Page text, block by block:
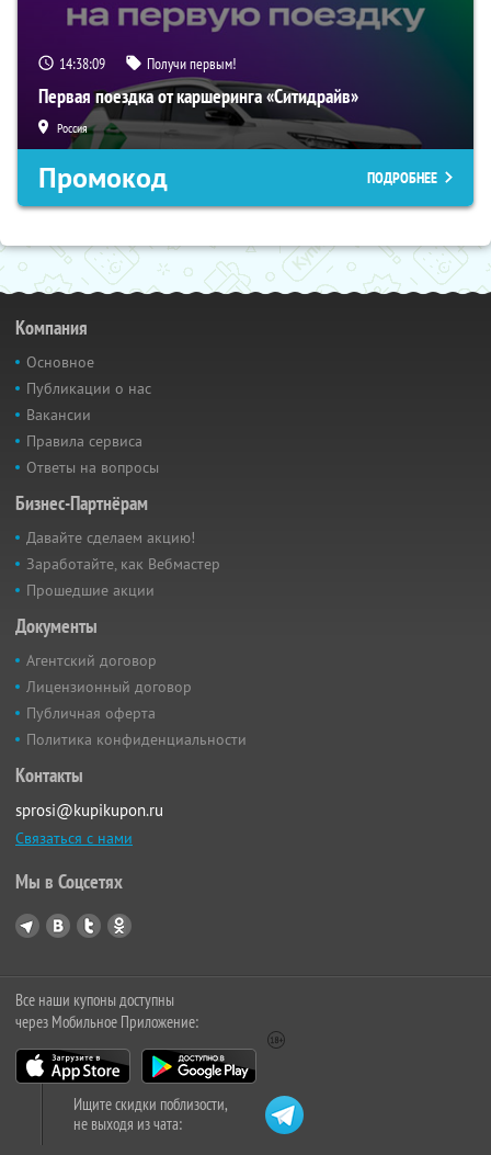
14:38:09 Получи первым!
Первая поездка от каршеринга «Ситидрайв»
Россия
Промокод ПОДРОБНЕЕ
Компания
Основное
Публикации о нас
Вакансии
Правила сервиса
Ответы на вопросы
Бизнес-Партнёрам
Давайте сделаем акцию!
Заработайте, как Вебмастер
Прошедшие акции
Документы
Агентский договор
Лицензионный договор
Публичная оферта
Политика конфиденциальности
Контакты
sprosi@kupikupon.ru
Связаться с нами
Мы в Соцсетях
Все наши купоны доступны
через Мобильное Приложение:
Ищите скидки поблизости,
не выходя из чата: